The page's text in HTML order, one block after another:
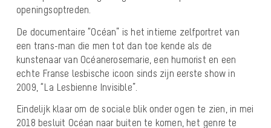
openingsoptreden.
De documentaire “Océan” is het intieme zelfportret van
een trans-man die men tot dan toe kende als de
kunstenaar van Océanerosemarie, een humorist en een
echte Franse lesbische icoon sinds zijn eerste show in
2009, “La Lesbienne Invisible”.
Eindelijk klaar om de sociale blik onder ogen te zien, in mei
2018 besluit Océan naar buiten te komen, het genre te